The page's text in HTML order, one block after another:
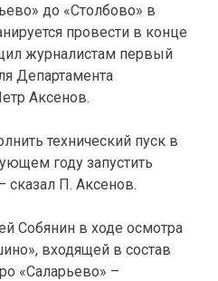
до «Столбово» в
провести в конце
журналистам первый
Департамента
Аксенов.
технический пуск в
году запустить
сказал П. Аксенов.
Собянин в ходе осмотра
входящей в состав
«Саларьево» –